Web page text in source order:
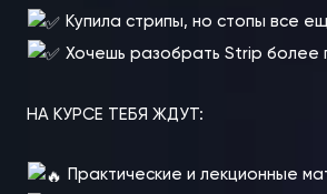
Купила стрипы, но стопы все
Хочешь разобрать Strip более
НА КУРСЕ ТЕБЯ ЖДУТ:
Практические и лекционные